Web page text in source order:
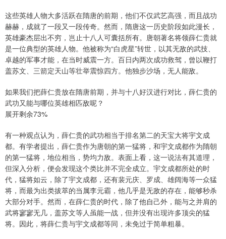
这些英雄人物大多活跃在隋唐的前期，他们不仅武艺高强，而且战功
赫赫，成就了一段又一段传奇。然而，隋唐这一历史阶段如此漫长，
英雄豪杰层出不穷，岂止十八人可囊括所有。唐朝著名将领薛仁贵就
是一位典型的英雄人物。他被称为“白虎星”转世，以其无敌的武技、
卓越的军事才能，在当时威震一方。百日内两次成功救驾，曾以鞭打
盖苏文、三箭定天山等壮举震惊四方。他独步沙场，无人能敌。
如果我们把薛仁贵放在隋唐前期，并与十八好汉进行对比，薛仁贵的
武功又能与哪位英雄相匹敌呢？
展开剩余73%
有一种观点认为，薛仁贵的武功相当于排名第二的天宝大将宇文成
都。有学者提出，薛仁贵作为唐朝的第一猛将，和宇文成都作为隋朝
的第一猛将，地位相当，势均力敌。表面上看，这一说法有其道理，
但深入分析，便会发现这个类比并不完全成立。宇文成都所处的时
代，猛将如云，除了宇文成都，还有裴元庆、罗成、雄阔海等一众猛
将，而最为出类拔萃的当属李元霸，他几乎是无敌的存在，能够秒杀
大部分对手。然而，在薛仁贵的时代，除了他自己外，能与之并肩的
武将寥寥无几，盖苏文等人虽能一战，但并没有出现许多顶尖的猛
将。因此，将薛仁贵与宇文成都等同，未免过于简单粗暴。